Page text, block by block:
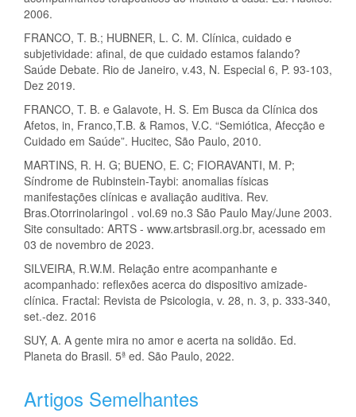
2006.
FRANCO, T. B.; HUBNER, L. C. M. Clínica, cuidado e
subjetividade: afinal, de que cuidado estamos falando?
Saúde Debate. Rio de Janeiro, v.43, N. Especial 6, P. 93-103,
Dez 2019.
FRANCO, T. B. e Galavote, H. S. Em Busca da Clínica dos
Afetos, in, Franco,T.B. & Ramos, V.C. “Semiótica, Afecção e
Cuidado em Saúde”. Hucitec, São Paulo, 2010.
MARTINS, R. H. G; BUENO, E. C; FIORAVANTI, M. P;
Síndrome de Rubinstein-Taybi: anomalias físicas
manifestações clínicas e avaliação auditiva. Rev.
Bras.Otorrinolaringol . vol.69 no.3 São Paulo May/June 2003.
Site consultado: ARTS - www.artsbrasil.org.br, acessado em
03 de novembro de 2023.
SILVEIRA, R.W.M. Relação entre acompanhante e
acompanhado: reflexões acerca do dispositivo amizade-
clínica. Fractal: Revista de Psicologia, v. 28, n. 3, p. 333-340,
set.-dez. 2016
SUY, A. A gente mira no amor e acerta na solidão. Ed.
Planeta do Brasil. 5ª ed. São Paulo, 2022.
Artigos Semelhantes